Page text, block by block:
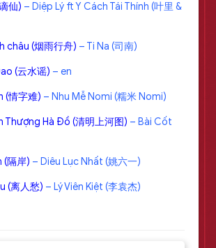
仙) – Diệp Lý ft Y Cách Tái Thính (叶里 &
châu (烟雨行舟) – Ti Na (司南)
(云水谣) – en
(情字难) – Nhu Mễ Nomi (糯米 Nomi)
Thượng Hà Đồ (清明上河图) – Bài Cốt
(隔岸) – Diêu Lục Nhất (姚六一)
(离人愁) – Lý Viên Kiệt (李袁杰)